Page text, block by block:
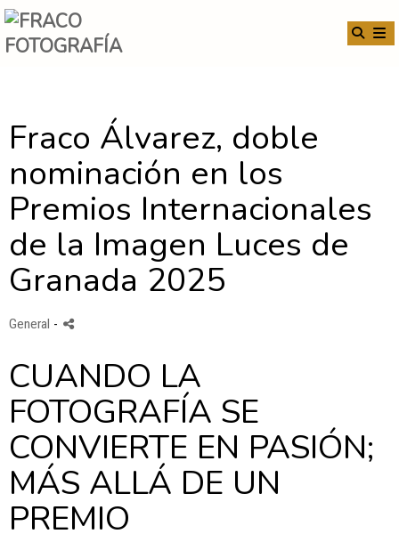
Fraco Álvarez, doble
nominación en los
Premios Internacionales
de la Imagen Luces de
Granada 2025
General -
CUANDO LA
FOTOGRAFÍA SE
CONVIERTE EN PASIÓN;
MÁS ALLÁ DE UN
PREMIO